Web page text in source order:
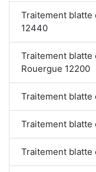
Traitement blatte
12440
Traitement
Rouergue 12200
Traitement blatte
Traitement blatte
Traitement blatte